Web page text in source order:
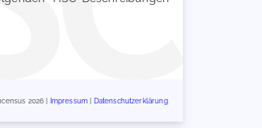
2026 | Impressum Datenschutzerklärung